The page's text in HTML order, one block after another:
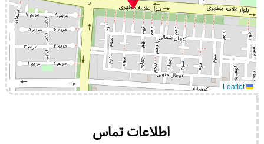
Leaflet
اطلاعات تماس